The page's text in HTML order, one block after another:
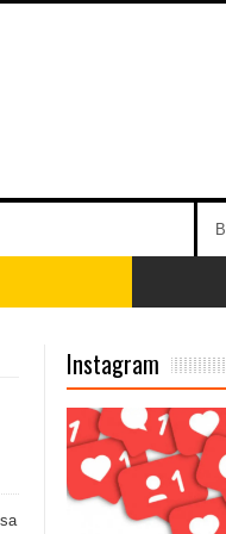
Rock Café
Instagram